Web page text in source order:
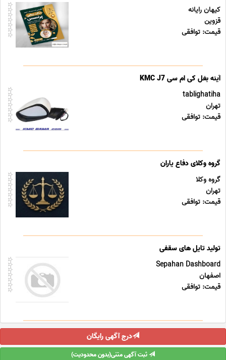
کیهان رایانه
قزوین
قیمت: توافقی
آینه بغل کی ام سی KMC J7
tablighatiha
تهران
قیمت: توافقی
گروه وکلای دفاع یاران
گروه وکلا
تهران
قیمت: توافقی
تولید تایل های سقفی
Sepahan Dashboard
اصفهان
قیمت: توافقی
درج آگهی رایگان
ثبت آگهی متنی(بدون محدودیت)